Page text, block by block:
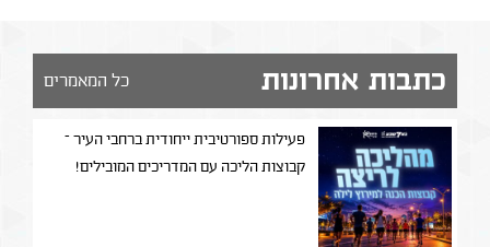
כתבות אחרונות כל המאמרים
פעילות ספורטיבית ייחודית ברחבי העיר –
קבוצות הליכה עם המדריכים המובילים!